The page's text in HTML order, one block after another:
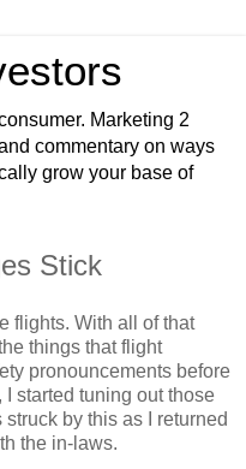
Marketing 2
commentary on ways
grow your base of
Stick
flights. With all of that
things that flight
pronouncements before
started tuning out those
by this as I returned
the in-laws.